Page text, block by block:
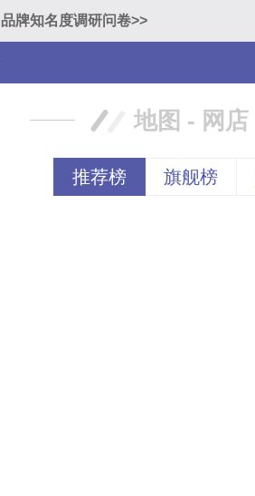
品牌知名度调研问卷>>
地图 - 网店
推荐榜 旗舰榜